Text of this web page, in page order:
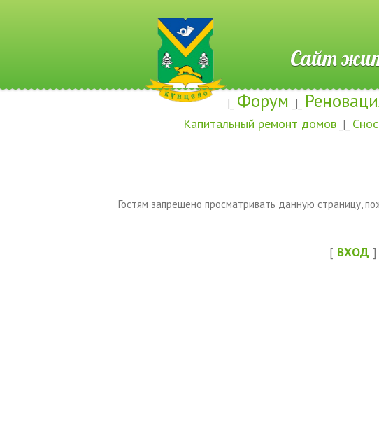
Сайт
|_ Форум _|_
Капитальный ремонт домов _|_
Гостям запрещено просматривать данную страницу,
[ ВХОД ]